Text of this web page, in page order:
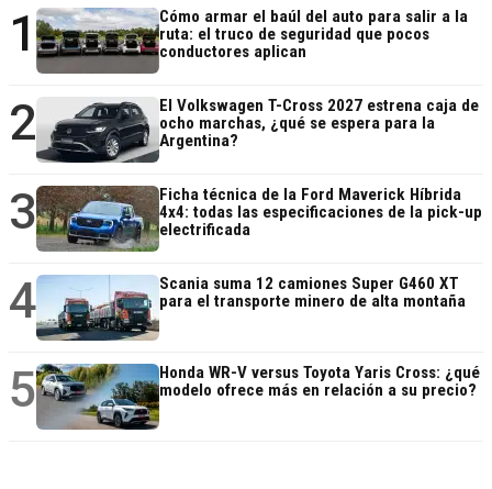
1
Cómo armar el baúl del auto para salir a la
ruta: el truco de seguridad que pocos
conductores aplican
2
El Volkswagen T-Cross 2027 estrena caja de
ocho marchas, ¿qué se espera para la
Argentina?
3
Ficha técnica de la Ford Maverick Híbrida
4x4: todas las especificaciones de la pick-up
electrificada
4
Scania suma 12 camiones Super G460 XT
para el transporte minero de alta montaña
5
Honda WR-V versus Toyota Yaris Cross: ¿qué
modelo ofrece más en relación a su precio?